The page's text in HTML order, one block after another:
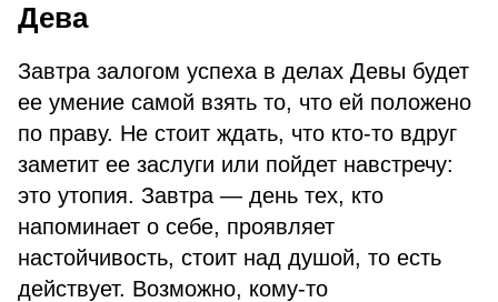
Дева
Завтра залогом успеха в делах Девы будет
ее умение самой взять то, что ей положено
по праву. Не стоит ждать, что кто-то вдруг
заметит ее заслуги или пойдет навстречу:
это утопия. Завтра — день тех, кто
напоминает о себе, проявляет
настойчивость, стоит над душой, то есть
действует. Возможно, кому-то